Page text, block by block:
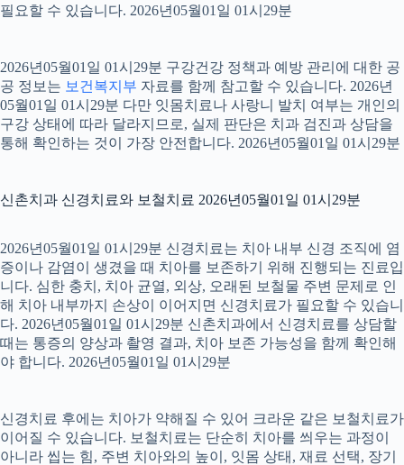
필요할 수 있습니다. 2026년05월01일 01시29분
2026년05월01일 01시29분 구강건강 정책과 예방 관리에 대한 공
공 정보는 보건복지부 자료를 함께 참고할 수 있습니다. 2026년
05월01일 01시29분 다만 잇몸치료나 사랑니 발치 여부는 개인의
구강 상태에 따라 달라지므로, 실제 판단은 치과 검진과 상담을
통해 확인하는 것이 가장 안전합니다. 2026년05월01일 01시29분
신촌치과 신경치료와 보철치료 2026년05월01일 01시29분
2026년05월01일 01시29분 신경치료는 치아 내부 신경 조직에 염
증이나 감염이 생겼을 때 치아를 보존하기 위해 진행되는 진료입
니다. 심한 충치, 치아 균열, 외상, 오래된 보철물 주변 문제로 인
해 치아 내부까지 손상이 이어지면 신경치료가 필요할 수 있습니
다. 2026년05월01일 01시29분 신촌치과에서 신경치료를 상담할
때는 통증의 양상과 촬영 결과, 치아 보존 가능성을 함께 확인해
야 합니다. 2026년05월01일 01시29분
신경치료 후에는 치아가 약해질 수 있어 크라운 같은 보철치료가
이어질 수 있습니다. 보철치료는 단순히 치아를 씌우는 과정이
아니라 씹는 힘, 주변 치아와의 높이, 잇몸 상태, 재료 선택, 장기